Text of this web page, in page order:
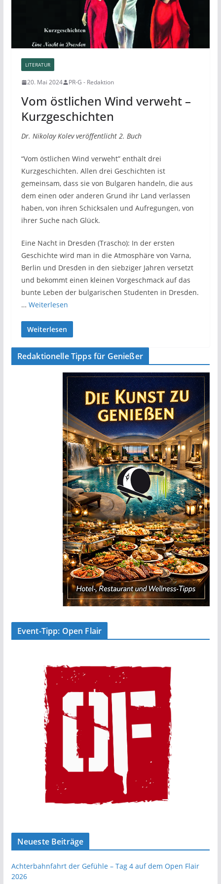
LITERATUR
20. Mai 2024 PR-G - Redaktion
Vom östlichen Wind verweht –
Kurzgeschichten
Dr. Nikolay Kolev veröffentlicht 2. Buch
“Vom östlichen Wind verweht” enthält drei
Kurzgeschichten. Allen drei Geschichten ist
gemeinsam, dass sie von Bulgaren handeln, die aus
dem einen oder anderen Grund ihr Land verlassen
haben, von ihren Schicksalen und Aufregungen, von
ihrer Suche nach Glück.
Eine Nacht in Dresden (Trascho): In der ersten
Geschichte wird man in die Atmosphäre von Varna,
Berlin und Dresden in den siebziger Jahren versetzt
und bekommt einen kleinen Vorgeschmack auf das
bunte Leben der bulgarischen Studenten in Dresden.
… Weiterlesen
Weiterlesen
Redaktionelle Tipps für Genießer
Event-Tipp: Open Flair
Neueste Beiträge
Achterbahnfahrt der Gefühle – Tag 4 auf dem Open Flair
2026